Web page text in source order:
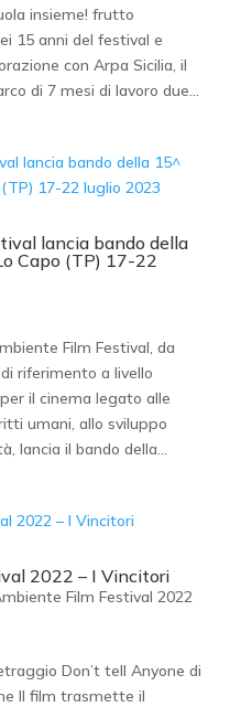
insieme! frutto
15 anni del festival e
con Arpa Sicilia, il
di 7 mesi di lavoro due...
lancia bando della
Capo (TP) 17-22
Film Festival, da
riferimento a livello
il cinema legato alle
umani, allo sviluppo
lancia il bando della...
2022 – I Vincitori
Film Festival 2022
Don’t tell Anyone di
Il film trasmette il